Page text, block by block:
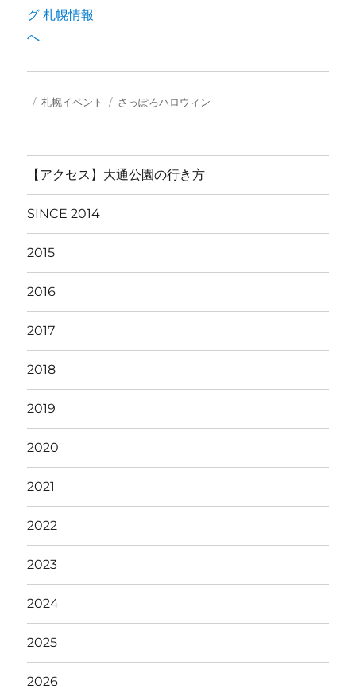
投 カ
ー
札幌イベント
タ
さっぽろハロウィン
【アクセス】大通公園の行き方
SINCE 2014
2015
2016
2017
2018
2019
2020
2021
2022
2023
2024
2025
2026